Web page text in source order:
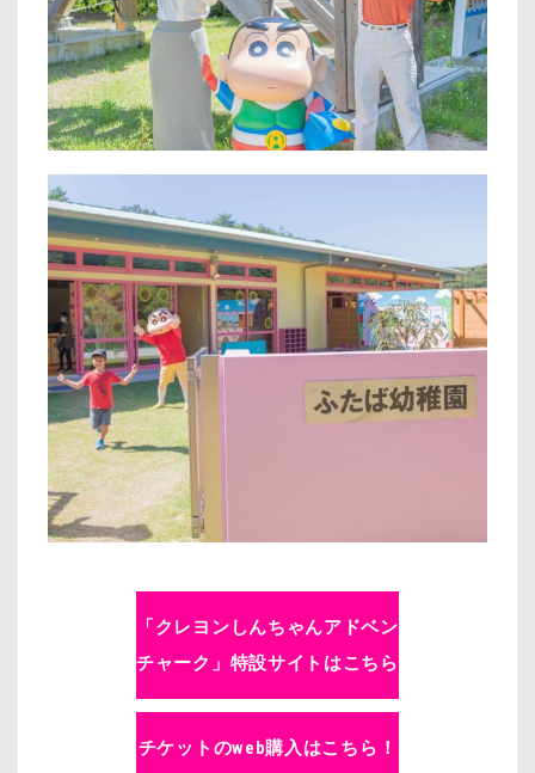
「クレヨンしんちゃんアドベン
チャーク」特設サイトはこちら
チケットのweb購入はこちら！